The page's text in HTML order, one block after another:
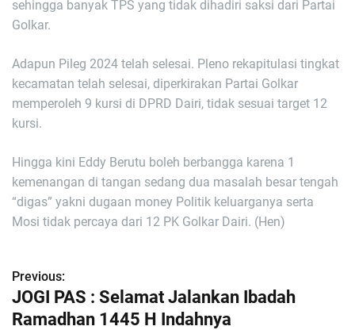
sehingga banyak TPS yang tidak dihadiri saksi dari Partai
Golkar.
Adapun Pileg 2024 telah selesai. Pleno rekapitulasi tingkat
kecamatan telah selesai, diperkirakan Partai Golkar
memperoleh 9 kursi di DPRD Dairi, tidak sesuai target 12
kursi.
Hingga kini Eddy Berutu boleh berbangga karena 1
kemenangan di tangan sedang dua masalah besar tengah
“digas” yakni dugaan money Politik keluarganya serta
Mosi tidak percaya dari 12 PK Golkar Dairi. (Hen)
N
a
Previous:
JOGI PAS : Selamat Jalankan Ibadah
Ramadhan 1445 H Indahnya